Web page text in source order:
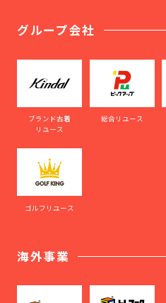
グループ会社
ブランド古着
リユース
総合リユース
ゴルフリユース
海外事業